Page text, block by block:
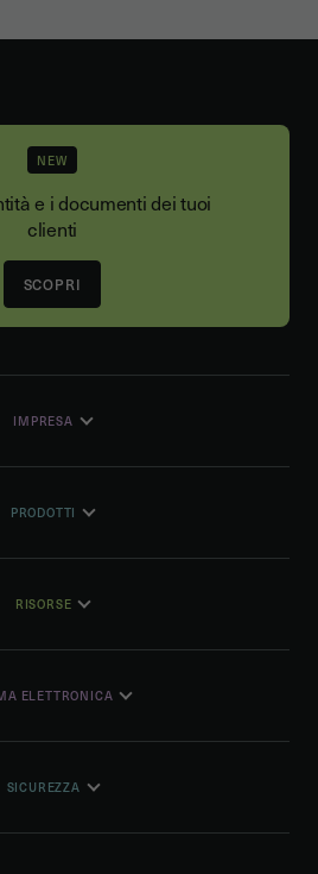
NEW
e i documenti dei tuoi
clienti
SCOPRI
IMPRESA
PRODOTTI
RISORSE
ELETTRONICA
SICUREZZA